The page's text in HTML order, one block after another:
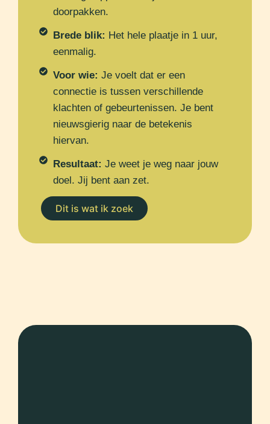
doorpakken.
Brede blik: Het hele plaatje in 1 uur,
eenmalig.
Voor wie: Je voelt dat er een
connectie is tussen verschillende
klachten of gebeurtenissen. Je bent
nieuwsgierig naar de betekenis
hiervan.
Resultaat: Je weet je weg naar jouw
doel. Jij bent aan zet.
Dit is wat ik zoek